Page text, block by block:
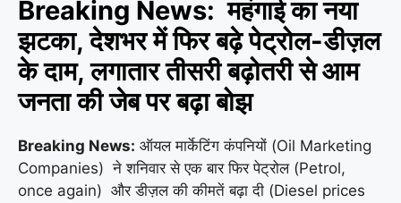
Breaking News: महंगाई का नया
झटका, देशभर में फिर बढ़े पेट्रोल-डीज़ल
के दाम, लगातार तीसरी बढ़ोतरी से आम
जनता की जेब पर बढ़ा बोझ
Breaking News: ऑयल मार्केटिंग कंपनियों (Oil Marketing
Companies) ने शनिवार से एक बार फिर पेट्रोल (Petrol,
once again) और डीज़ल की कीमतें बढ़ा दी (Diesel prices